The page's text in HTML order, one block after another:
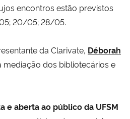
encontros estão previstos
20/05; 28/05.
da Clarivate, Déborah
mediação dos bibliotecários e
e aberta ao público da UFSM